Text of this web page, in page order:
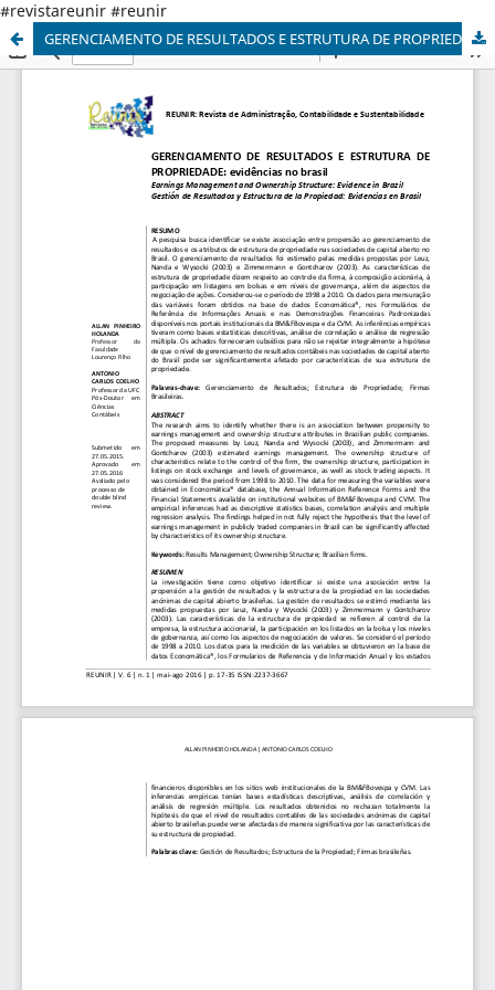
#revistareunir #reunir
GERENCIAMENTO DE RESULTADOS E ESTRUTURA DE PROPRIEDADE: EVIDÊNCIAS NO BRASIL